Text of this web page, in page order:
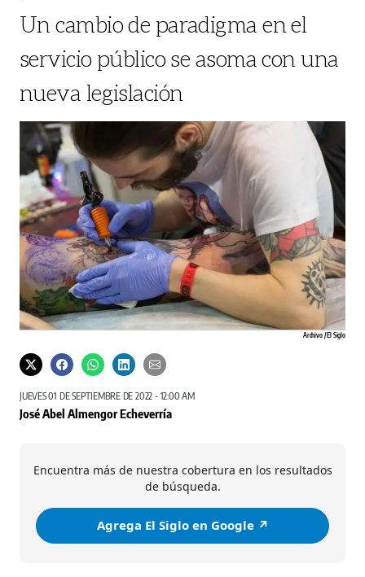
Un cambio de paradigma en el
servicio público se asoma con una
nueva legislación
Archivo / El Siglo
JUEVES 01 DE SEPTIEMBRE DE 2022 - 12:00 AM
José Abel Almengor Echeverría
Encuentra más de nuestra cobertura en los resultados
de búsqueda.
Agrega El Siglo en Google ↗️